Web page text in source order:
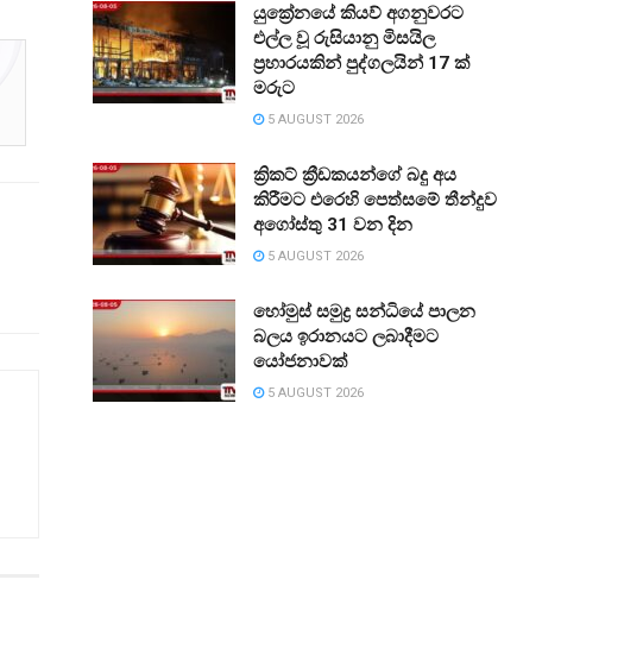
යුක්‍රේනයේ කියව් අගනුවරට
එල්ල වූ රුසියානු මිසයිල
ප්‍රහාරයකින් පුද්ගලයින් 17 ක්
මරුට
5 AUGUST 2026
ක්‍රිකට් ක්‍රීඩකයන්ගේ බදු අය
කිරීමට එරෙහි පෙත්සමේ තීන්දුව
අගෝස්තු 31 වන දින
5 AUGUST 2026
හෝමුස් සමුද්‍ර සන්ධියේ පාලන
බලය ඉරානයට ලබාදීමට
යෝජනාවක්
5 AUGUST 2026